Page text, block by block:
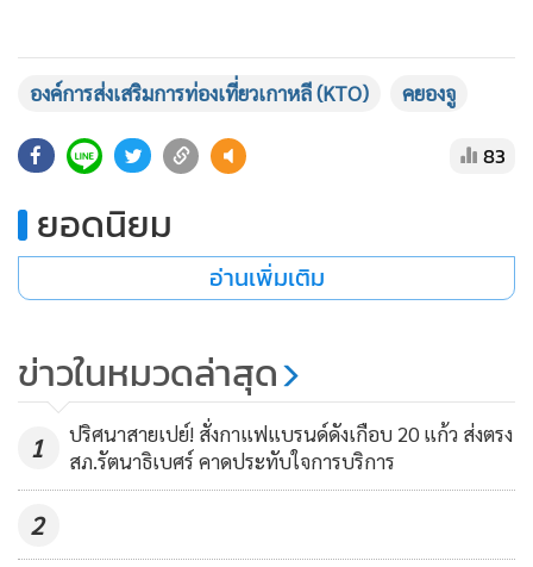
นอกจากนี้ คยองจูยังเป็นจุดหมายปลายทางยอดนิยมสำหรับการ
ท่องเที่ยวเชิงเกษตร โดยเฉพาะในช่วงฤดูใบไม้ผลิ นักท่องเที่ยว
สามารถชมดอกพ็อตกต (Cherry Blossoms) และสัมผัสประสบ
การณ์เก็บสตรอว์เบอร์รี่จากฟาร์มท้องถิ่น ซึ่งเป็นกิจกรรมที่ได้รับ
นายลีกล่าวย้ำว่า “K-Culture ยังเป็น Soft Power ดึงนักท่อง
เที่ยวไทยเที่ยวเกาหลีต่อเนื่อง KTO ยังชู K-Culture เป็นปัจจัยขับ
Content ภายในงาน Love Korea 2025 ที่เพิ่งจัดขึ้นในกรุงเทพฯ
นำเสนอความพิเศษของการท่องเที่ยวเกาหลีผ่าน มินิคอนเสิร์ต
จากมินนี่ ((G)I-DLE), วง 4EVE, การประกวดเต้น K-Pop และ
โซน K-Food ซึ่งได้รับความสนใจจากผู้เข้าร่วมงานอย่างล้นหลาม
มีผู้เข้าร่วมงานกว่า 50,000 คนตลอดสองวัน
องค์การส่งเสริมการท่องเที่ยวเกาหลี (KTO) คยองจู
83
ยอดนิยม
อ่านเพิ่มเติม
ข่าวในหมวดล่าสุด
1
ปริศนาสายเปย์! สั่งกาแฟแบรนด์ดังเกือบ 20 แก้ว ส่งตรง
สภ.รัตนาธิเบศร์ คาดประทับใจการบริการ
2
MGR Online ใช้คุกกี้ (Cookies)
ประสบการณ์คอนเทนต์ที่ดีที่สุดให้กับผู้อ่านบนเว็บไซต์ และ
แอพพลิเคชั่นเงื่อนไขการใช้งานเว็บไซต์และนโยบายสิทธิ
ส่วนบุคคล
รับทราบ